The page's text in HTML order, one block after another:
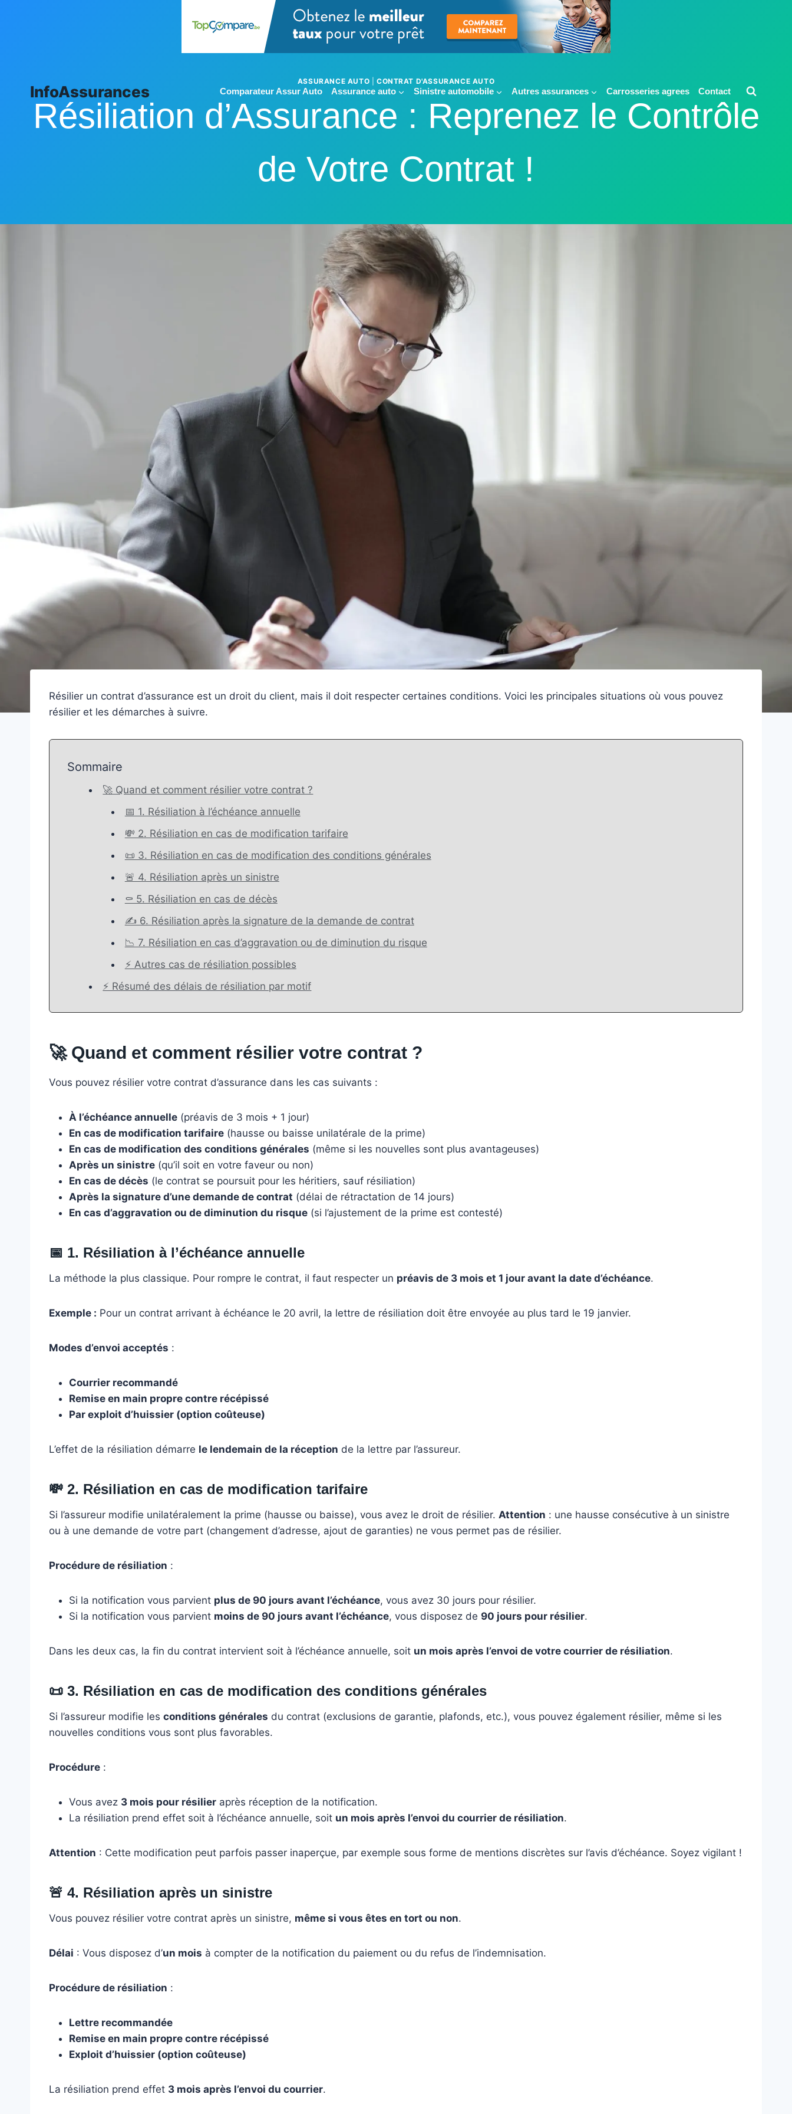
InfoAssurances Comparateur Assur Auto Assurance auto Sinistre automobile Autres assurances Carrosseries agrees Contact
ASSURANCE AUTO CONTRAT D'ASSURANCE AUTO
Résiliation d’Assurance : Reprenez le Contrôle
de Votre Contrat !
Résilier un contrat d’assurance est un droit du client, mais il doit respecter certaines conditions. Voici les principales situations où vous pouvez
résilier et les démarches à suivre.
Sommaire
🚀 Quand et comment résilier votre contrat ?
📅 1. Résiliation à l’échéance annuelle
💸 2. Résiliation en cas de modification tarifaire
📜 3. Résiliation en cas de modification des conditions générales
🚨 4. Résiliation après un sinistre
⚰️ 5. Résiliation en cas de décès
✍️ 6. Résiliation après la signature de la demande de contrat
📉 7. Résiliation en cas d’aggravation ou de diminution du risque
⚡ Autres cas de résiliation possibles
⚡ Résumé des délais de résiliation par motif
🚀 Quand et comment résilier votre contrat ?
Vous pouvez résilier votre contrat d’assurance dans les cas suivants :
À l’échéance annuelle (préavis de 3 mois + 1 jour)
En cas de modification tarifaire (hausse ou baisse unilatérale de la prime)
En cas de modification des conditions générales (même si les nouvelles sont plus avantageuses)
Après un sinistre (qu’il soit en votre faveur ou non)
En cas de décès (le contrat se poursuit pour les héritiers, sauf résiliation)
Après la signature d’une demande de contrat (délai de rétractation de 14 jours)
En cas d’aggravation ou de diminution du risque (si l’ajustement de la prime est contesté)
📅 1. Résiliation à l’échéance annuelle
La méthode la plus classique. Pour rompre le contrat, il faut respecter un préavis de 3 mois et 1 jour avant la date d’échéance.
Exemple : Pour un contrat arrivant à échéance le 20 avril, la lettre de résiliation doit être envoyée au plus tard le 19 janvier.
Modes d’envoi acceptés :
Courrier recommandé
Remise en main propre contre récépissé
Par exploit d’huissier (option coûteuse)
L’effet de la résiliation démarre le lendemain de la réception de la lettre par l’assureur.
💸 2. Résiliation en cas de modification tarifaire
Si l’assureur modifie unilatéralement la prime (hausse ou baisse), vous avez le droit de résilier. Attention : une hausse consécutive à un sinistre
ou à une demande de votre part (changement d’adresse, ajout de garanties) ne vous permet pas de résilier.
Procédure de résiliation :
Si la notification vous parvient plus de 90 jours avant l’échéance, vous avez 30 jours pour résilier.
Si la notification vous parvient moins de 90 jours avant l’échéance, vous disposez de 90 jours pour résilier.
Dans les deux cas, la fin du contrat intervient soit à l’échéance annuelle, soit un mois après l’envoi de votre courrier de résiliation.
📜 3. Résiliation en cas de modification des conditions générales
Si l’assureur modifie les conditions générales du contrat (exclusions de garantie, plafonds, etc.), vous pouvez également résilier, même si les
nouvelles conditions vous sont plus favorables.
Procédure :
Vous avez 3 mois pour résilier après réception de la notification.
La résiliation prend effet soit à l’échéance annuelle, soit un mois après l’envoi du courrier de résiliation.
Attention : Cette modification peut parfois passer inaperçue, par exemple sous forme de mentions discrètes sur l’avis d’échéance. Soyez vigilant !
🚨 4. Résiliation après un sinistre
Vous pouvez résilier votre contrat après un sinistre, même si vous êtes en tort ou non.
Délai : Vous disposez d’un mois à compter de la notification du paiement ou du refus de l’indemnisation.
Procédure de résiliation :
Lettre recommandée
Remise en main propre contre récépissé
Exploit d’huissier (option coûteuse)
La résiliation prend effet 3 mois après l’envoi du courrier.